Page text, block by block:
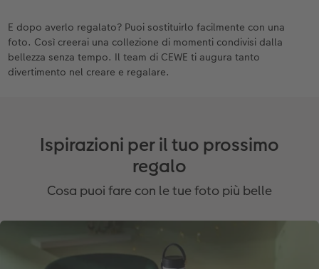
E dopo averlo regalato? Puoi sostituirlo facilmente con una
foto. Così creerai una collezione di momenti condivisi dalla
bellezza senza tempo. Il team di CEWE ti augura tanto
divertimento nel creare e regalare.
Ispirazioni per il tuo prossimo
regalo
Cosa puoi fare con le tue foto più belle